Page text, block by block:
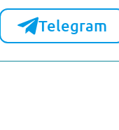
Telegram